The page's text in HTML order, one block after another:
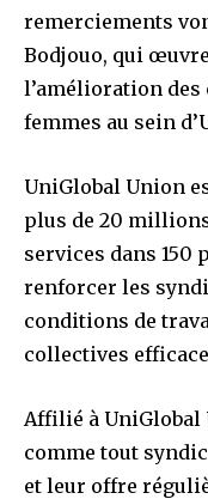
remerciements
Bodjouo, qui
l’amélioration
femmes au sein
UniGlobal Union
plus de 20
services dans 150
renforcer les
conditions de
collectives
Affilié à UniGlobal
comme tout
et leur offre